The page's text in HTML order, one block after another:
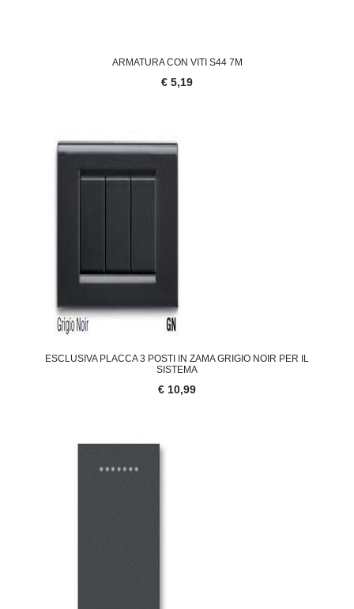
ARMATURA CON VITI S44 7M
€ 5,19
ESCLUSIVA PLACCA 3 POSTI IN ZAMA GRIGIO NOIR PER IL
SISTEMA
€ 10,99